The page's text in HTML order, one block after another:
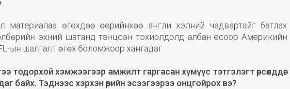
өгөхдөө өөрийнхөө англи хэлний чадвартайг батлах
эхний шатанд тэнцсэн тохиолдолд албан ёсоор Америкийн
ын шалгалт өгөх боломжоор хангадаг.
тодорхой хэмжээгээр амжилт гаргасан хүмүүс тэтгэлэгт өрсөлддөг
байх. Тэднээс хэрхэн өөрийн эсээгээрээ онцгойрох вэ?